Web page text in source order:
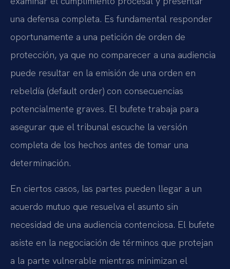
una defensa completa. Es fundamental responder
oportunamente a una petición de orden de
protección, ya que no comparecer a una audiencia
puede resultar en la emisión de una orden en
rebeldía (default order) con consecuencias
potencialmente graves. El bufete trabaja para
asegurar que el tribunal escuche la versión
completa de los hechos antes de tomar una
determinación.
En ciertos casos, las partes pueden llegar a un
acuerdo mutuo que resuelva el asunto sin
necesidad de una audiencia contenciosa. El bufete
asiste en la negociación de términos que protejan
a la parte vulnerable mientras minimizan el